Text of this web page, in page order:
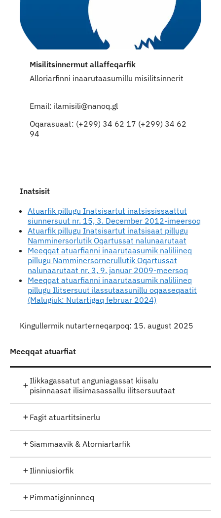
Misilitsinnermut allaffeqarfik
Alloriarfinni inaarutaasumillu misilitsinnerit
Email: ilamisili@nanoq.gl
Oqarasuaat: (+299) 34 62 17 (+299) 34 62
94
Inatsisit
Atuarfik pillugu Inatsisartut inatsississaattut
siunnersuut nr. 15, 3. December 2012-imeersoq
Atuarfik pillugu Inatsisartut inatsisaat pillugu
Namminersorlutik Oqartussat nalunaarutaat
Meeqqat atuarfianni inaarutaasumik naliliineq
pillugu Namminersornerullutik Oqartussat
nalunaarutaat nr. 3, 9. januar 2009-meersoq
Meeqqat atuarfianni inaarutaasumik naliliineq
pillugu Ilitsersuut ilassutaasunillu oqaaseqaatit
(Malugiuk: Nutartigaq februar 2024)
Kingullermik nutarterneqarpoq: 15. august 2025
Meeqqat atuarfiat
Ilikkagassatut anguniagassat kiisalu
pisinnaasat ilisimasassallu ilitsersuutaat
Fagit atuartitsinerlu
Siammaavik & Atorniartarfik
Ilinniusiorfik
Pimmatiginninneq